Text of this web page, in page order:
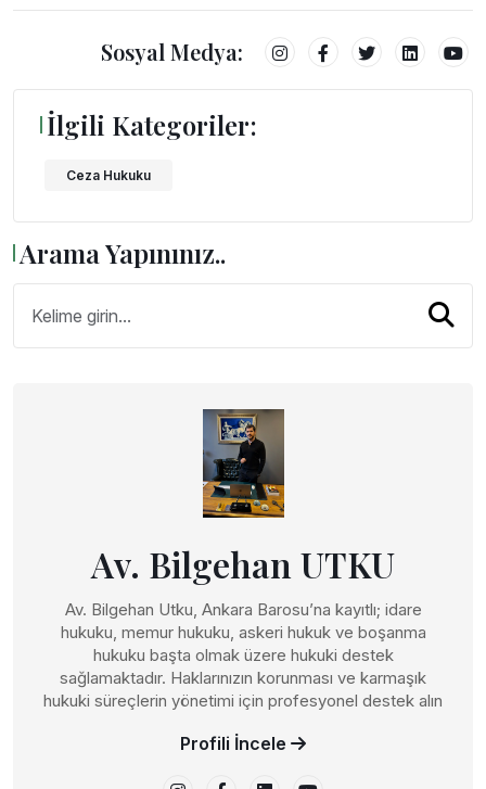
Sosyal Medya:
İlgili Kategoriler:
Ceza Hukuku
Arama Yapınınız..
Av. Bilgehan UTKU
Av. Bilgehan Utku, Ankara Barosu’na kayıtlı; idare
hukuku, memur hukuku, askeri hukuk ve boşanma
hukuku başta olmak üzere hukuki destek
sağlamaktadır. Haklarınızın korunması ve karmaşık
hukuki süreçlerin yönetimi için profesyonel destek alın
Profili İncele